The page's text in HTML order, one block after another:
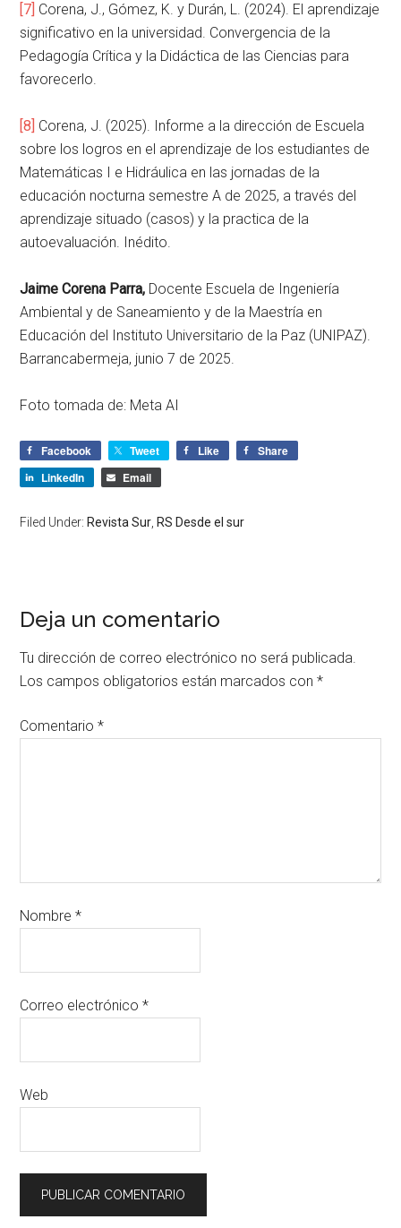
[7] Corena, J., Gómez, K. y Durán, L. (2024). El aprendizaje
significativo en la universidad. Convergencia de la
Pedagogía Crítica y la Didáctica de las Ciencias para
favorecerlo.
[8] Corena, J. (2025). Informe a la dirección de Escuela
sobre los logros en el aprendizaje de los estudiantes de
Matemáticas I e Hidráulica en las jornadas de la
educación nocturna semestre A de 2025, a través del
aprendizaje situado (casos) y la practica de la
autoevaluación. Inédito.
Jaime Corena Parra, Docente Escuela de Ingeniería
Ambiental y de Saneamiento y de la Maestría en
Educación del Instituto Universitario de la Paz (UNIPAZ).
Barrancabermeja, junio 7 de 2025.
Foto tomada de: Meta AI
Facebook Tweet Like
Share
LinkedIn
Email
Filed Under: Revista Sur, RS Desde el sur
Deja un comentario
Tu dirección de correo electrónico no será publicada.
Los campos obligatorios están marcados con*
Comentario*
Nombre*
Correo electrónico*
Web